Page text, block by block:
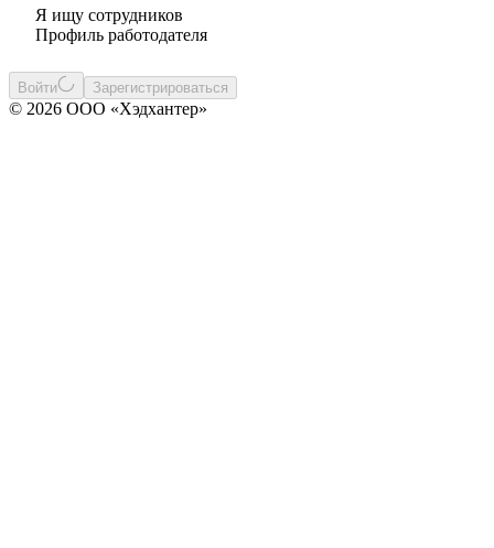
Я ищу сотрудников
Профиль работодателя
Войти Зарегистрироваться
© 2026 ООО «Хэдхантер»